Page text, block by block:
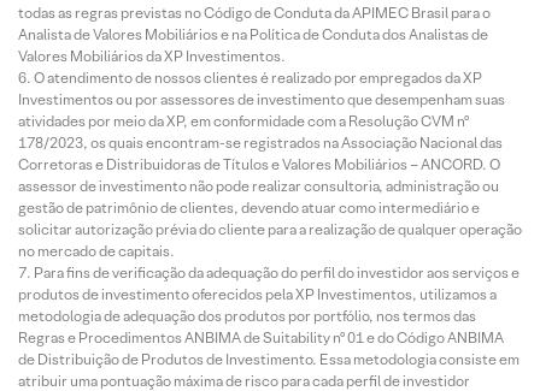
todas as regras previstas no Código de Conduta da APIMEC Brasil para o
Analista de Valores Mobiliários e na Política de Conduta dos Analistas de
Valores Mobiliários da XP Investimentos.
O atendimento de nossos clientes é realizado por empregados da XP
Investimentos ou por assessores de investimento que desempenham suas
atividades por meio da XP, em conformidade com a Resolução CVM nº
178/2023, os quais encontram-se registrados na Associação Nacional das
Corretoras e Distribuidoras de Títulos e Valores Mobiliários – ANCORD. O
assessor de investimento não pode realizar consultoria, administração ou
gestão de patrimônio de clientes, devendo atuar como intermediário e
solicitar autorização prévia do cliente para a realização de qualquer operação
no mercado de capitais.
Para fins de verificação da adequação do perfil do investidor aos serviços e
produtos de investimento oferecidos pela XP Investimentos, utilizamos a
metodologia de adequação dos produtos por portfólio, nos termos das
Regras e Procedimentos ANBIMA de Suitability nº 01 e do Código ANBIMA
de Distribuição de Produtos de Investimento. Essa metodologia consiste em
atribuir uma pontuação máxima de risco para cada perfil de investidor